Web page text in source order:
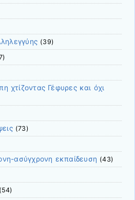
(39)
χτίζοντας Γέφυρες και όχι
(73)
ασύγχρονη εκπαίδευση (43)
(54)